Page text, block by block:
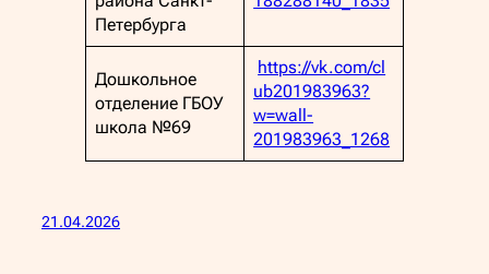
Петербурга
Дошкольное
отделение ГБОУ
школа №69
https://vk.com/cl
ub201983963?
w=wall-
201983963_1268
21.04.2026